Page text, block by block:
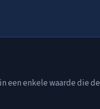
een enkele waarde die